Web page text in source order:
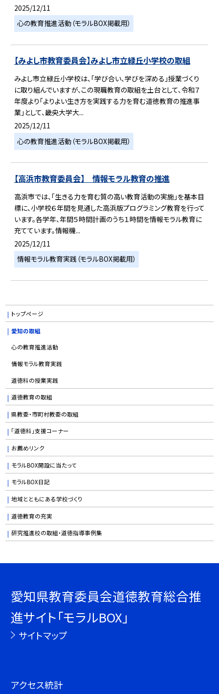
2025/12/11
心の教育推進活動（モラルBOX掲載用）
【みよし市教育委員会】みよし市立緑丘小学校の取組
みよし市立緑丘小学校は、「学び合い、学びを深める」授業づくり
に取り組んでいますが、この現職教育の取組を土台として、令和７
年度より「よりよい生き方を実践する力を育む道徳教育の推進事
業」として、畿央大学大...
2025/12/11
心の教育推進活動（モラルBOX掲載用）
【高浜市教育委員会】 情報モラル教育の推進
高浜市では、「生きる力を育む質の高い教育活動の実施」を基本目
標に、小学校６年間を見通した高浜版プログラミング教育を行って
います。各学年、年間５時間計画のうち１時間を情報モラル教育に
充てています。情報機...
2025/12/11
情報モラル教育実践（モラルBOX掲載用）
トップページ
愛知の取組
心の教育推進活動
情報モラル教育実践
道徳科の授業実践
道徳教育の取組
県教委・市町村教委の取組
「道徳科」支援コーナー
お薦めリンク
モラルBOX開設に当たって
モラルBOX日記
地域とともにある学校づくり
道徳教育の充実
研究推進校の取組・道徳指導事例集
愛知県教育委員会道徳教育総合推
進サイト「モラルBOX」
サイトマップ
アクセス統計